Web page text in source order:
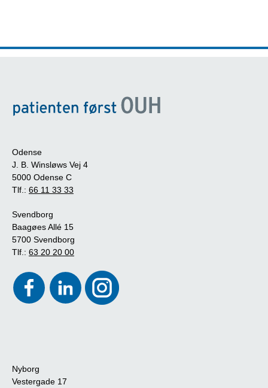
Odense
J. B. Winsløws Vej 4
5000 Odense C
Tlf.: 66 11 33 33
Svendborg
Baagøes Allé 15
5700 Svendborg
Tlf.: 63 20 20 00
Nyborg
Vestergade 17